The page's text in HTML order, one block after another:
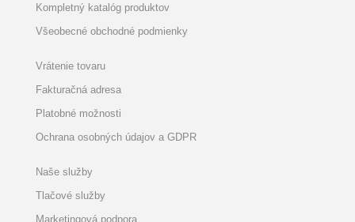
Kompletný katalóg produktov
Všeobecné obchodné podmienky
Vrátenie tovaru
Fakturačná adresa
Platobné možnosti
Ochrana osobných údajov a GDPR
Naše služby
Tlačové služby
Marketingová podpora